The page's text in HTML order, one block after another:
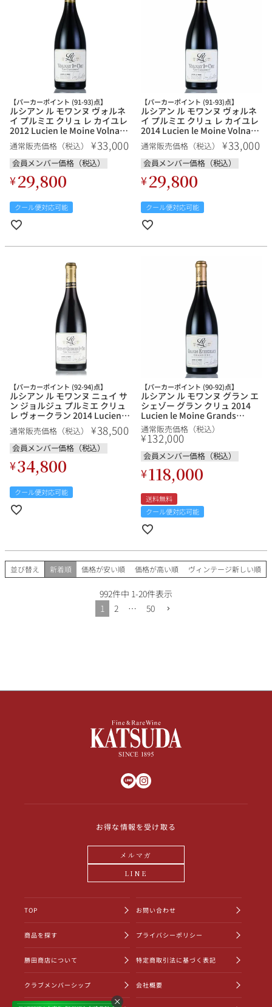
【パーカーポイント (91-93)点】
ルシアン ル モワンヌ ヴォルネ
イ プルミエ クリュ レ カイユレ
2012 Lucien le Moine Volnay
1er Cru Les Caillerets フラン
ス ブルゴーニュ 赤ワイン
通常販売価格（税込） ¥33,000
会員メンバー価格（税込）
¥29,800
クール便対応可能
【パーカーポイント (91-93)点】
ルシアン ル モワンヌ ヴォルネ
イ プルミエ クリュ レ カイユレ
2014 Lucien le Moine Volnay
1er Cru Les Caillerets フラン
ス ブルゴーニュ 赤ワイン
通常販売価格（税込） ¥33,000
会員メンバー価格（税込）
¥29,800
クール便対応可能
【パーカーポイント (92-94)点】
ルシアン ル モワンヌ ニュイ サ
ン ジョルジュ プルミエ クリュ
レ ヴォークラン 2014 Lucien le
Moine Nuits Saint Georges
1er Cru les Vaucrains フランス
ブルゴーニュ 赤ワイン
通常販売価格（税込） ¥38,500
会員メンバー価格（税込）
¥34,800
クール便対応可能
【パーカーポイント (90-92)点】
ルシアン ル モワンヌ グラン エ
シェゾー グラン クリュ 2014
Lucien le Moine Grands
Echezeaux Grand Cru フラン
ス ブルゴーニュ 赤ワイン
通常販売価格（税込）
¥132,000
会員メンバー価格（税込）
¥118,000
送料無料
クール便対応可能
並び替え 新着順 価格が安い順 価格が高い順 ヴィンテージ新しい順
992件中 1-20件表示
1
2 … 50
お得な情報を受け取る
メルマガ
LINE
TOP
商品を探す
勝田商店について
クラブメンバーシップ
お問い合わせ
プライバシーポリシー
特定商取引法に基づく表記
会社概要